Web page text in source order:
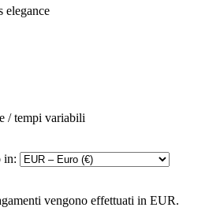
elegance
/ tempi variabili
in:
vengono effettuati in EUR.